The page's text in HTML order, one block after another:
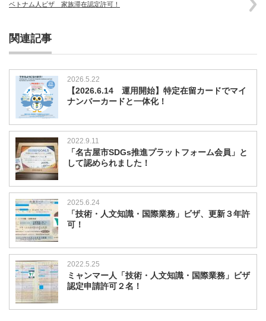
ベトナム人ビザ 家族滞在認定許可！
関連記事
2026.5.22
【2026.6.14 運用開始】特定在留カードでマイ
ナンバーカードと一体化！
2022.9.11
「名古屋市SDGs推進プラットフォーム会員」と
して認められました！
2025.6.24
「技術・人文知識・国際業務」ビザ、更新３年許
可！
2022.5.25
ミャンマー人「技術・人文知識・国際業務」ビザ
認定申請許可２名！